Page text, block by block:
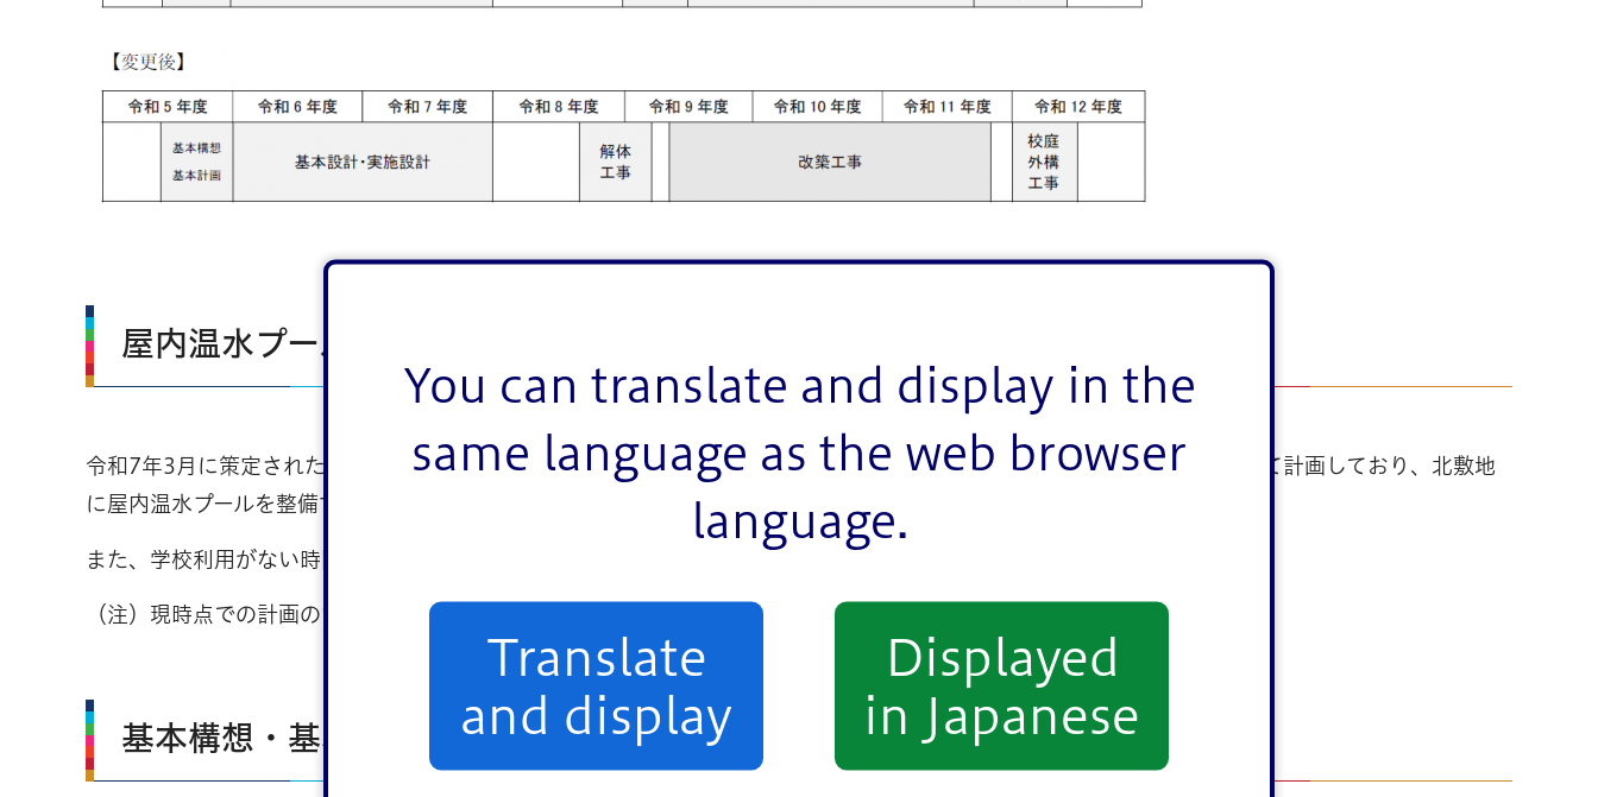
You can translate and display in the
same language as the web browser
language.
Translate
and display
Displayed
in Japanese
屋内温水プールの整備について
令和7年3月に策定された「学校プール整備方針」に基づき、小松川小学校・平井東小学校統合校を学校プールの拠点校として計画しており、北敷地
に屋内温水プールを整備する予定です。
また、学校利用がない時間帯につきましては、地域への開放を行う予定となっております。
（注）現時点での計画のため、今後変更となる可能性がございます。
基本構想・基本計画